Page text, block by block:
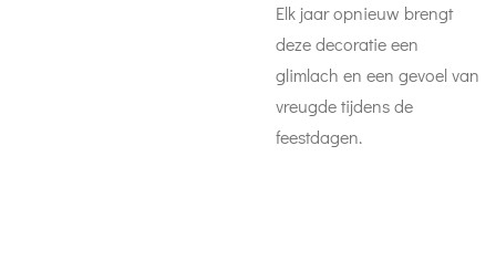
Elk jaar opnieuw brengt
deze decoratie een
glimlach en een gevoel van
vreugde tijdens de
feestdagen.